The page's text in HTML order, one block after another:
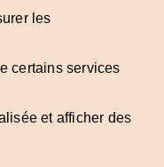
les
certains services
et afficher des